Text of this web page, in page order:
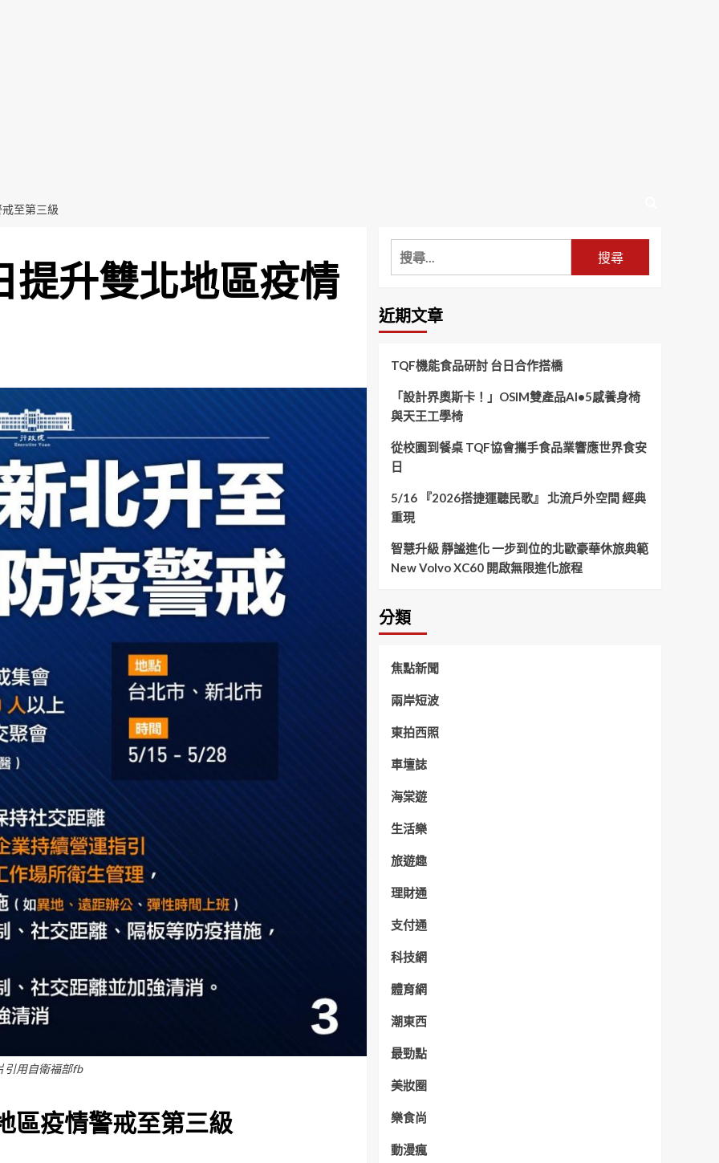
至第三級
提升雙北地區疫情
引用自衛福部fb
區疫情警戒至第三級
搜
尋
鍵
字:
近期文章
TQF機能食品研討 台日合作搭橋
「設計界奧斯卡！」OSIM雙產品AI•5感養身椅
與天王工學椅
從校園到餐桌 TQF協會攜手食品業響應世界食安
日
5/16 『2026搭捷運聽民歌』 北流戶外空間 經典
重現
智慧升級 靜謐進化 一步到位的北歐豪華休旅典範
New Volvo XC60 開啟無限進化旅程
分類
焦點新聞
兩岸短波
東拍西照
車壇誌
海棠遊
生活樂
旅遊趣
理財通
支付通
科技網
體育網
潮東西
最勁點
美妝圈
樂食尚
動漫瘋